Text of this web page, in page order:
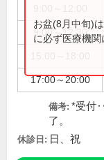
9:00～12:30
17:00～20:00
お盆(8月中旬)
に必ず医療機関
備考: *受付
了。
休診日: 日、祝